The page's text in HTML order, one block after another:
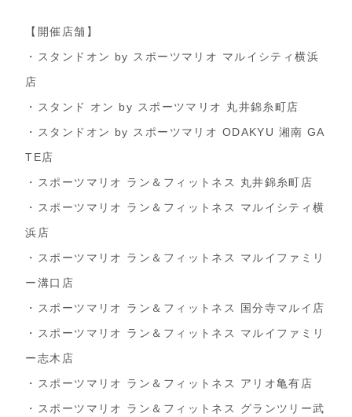
【開催店舗】
・スタンドオン by スポーツマリオ マルイシティ横浜
店
・スタンド オン by スポーツマリオ 丸井錦糸町店
・スタンドオン by スポーツマリオ ODAKYU 湘南 GA
TE店
・スポーツマリオ ラン＆フィットネス 丸井錦糸町店
・スポーツマリオ ラン＆フィットネス マルイシティ横
浜店
・スポーツマリオ ラン＆フィットネス マルイファミリ
ー溝口店
・スポーツマリオ ラン＆フィットネス 国分寺マルイ店
・スポーツマリオ ラン＆フィットネス マルイファミリ
ー志木店
・スポーツマリオ ラン＆フィットネス アリオ亀有店
・スポーツマリオ ラン＆フィットネス グランツリー武